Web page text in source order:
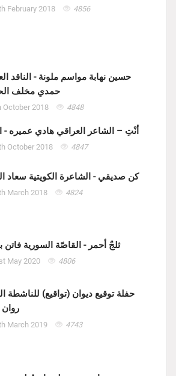
February 2018 4856
حسين نهابة مواسم ملونة - الناقد
حمدي مخلف
October 2018 4848
أنْتِ – الشاعر العراقي هادي عميره -
October 2018 4847
كن صديقي - الشاعرة الكويتية سعاد
March 2018 4824
ثلجٌ أحمر - القاصّة السورية فاتن
May 2020 4806
حفلة توقيع ديوان (تواقيع) للناشطة
March 2019 4743